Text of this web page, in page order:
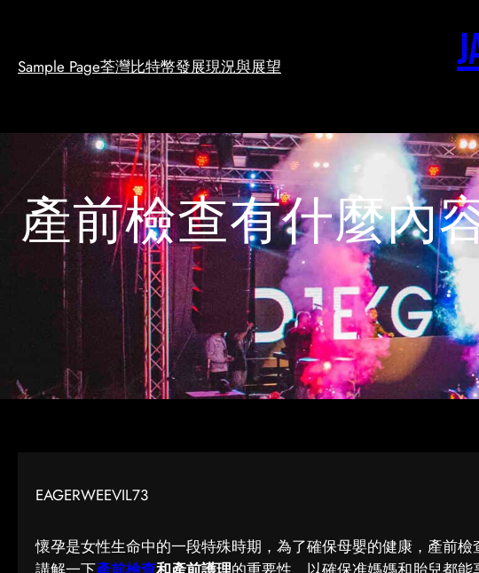
contentSample Page荃灣比特幣發展現況與展望
產前檢查有什麼內
EAGERWEEVIL73
懷孕是女性生命中的一段特殊時期，為了確保母嬰的健康，產前